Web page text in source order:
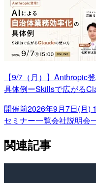
【9/7（月）】Anthropic
具体例ーSkillsで広がる
開催前2026年9月7日(月)
セミナー一覧会社説明会
関連記事